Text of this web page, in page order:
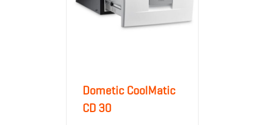
Dometic CoolMatic
CD 30